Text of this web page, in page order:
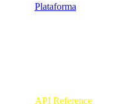
Plataforma
API Reference